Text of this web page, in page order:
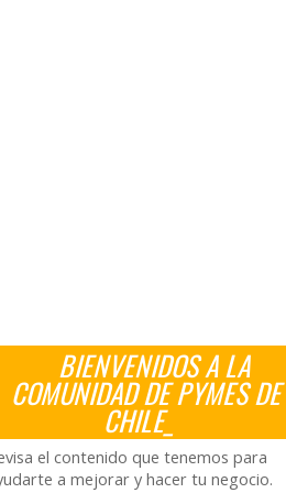
BIENVENIDOS A LA
COMUNIDAD DE PYMES DE
CHILE_
el contenido que tenemos para
a mejorar y hacer tu negocio.